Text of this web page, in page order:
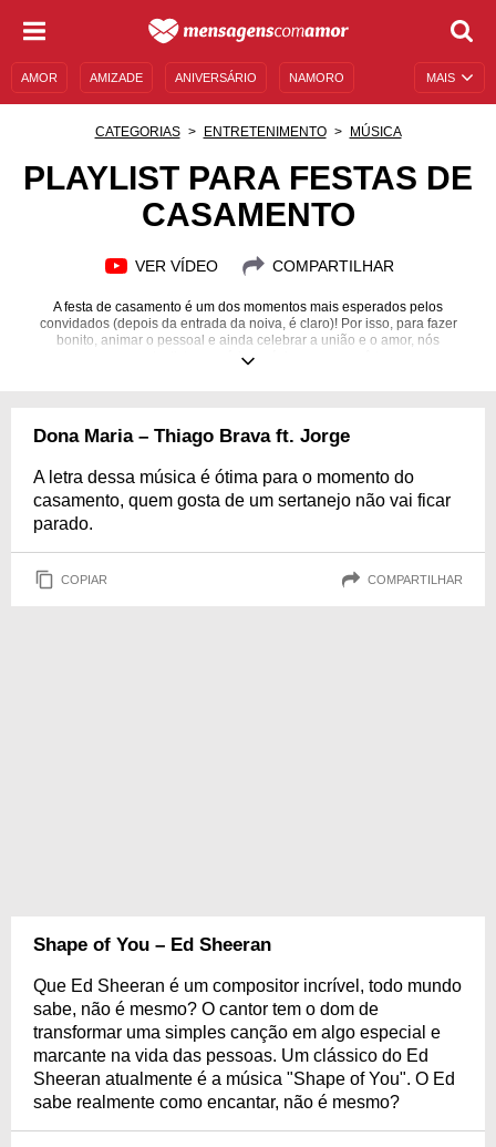
MAIS
AMOR AMIZADE ANIVERSÁRIO NAMORO
MENSAGENS E FRASES MENSAGENS DE ANIVERSÁRIO
CATEGORIAS ENTRETENIMENTO MÚSICA
PLAYLIST PARA FESTAS DE
CASAMENTO
VER VÍDEO COMPARTILHAR
A festa de casamento é um dos momentos mais esperados pelos
convidados (depois da entrada da noiva, é claro)! Por isso, para fazer
bonito, animar o pessoal e ainda celebrar a união e o amor, nós
separamos uma playlist com várias músicas para você tocar em seu
Dona Maria – Thiago Brava ft. Jorge
A letra dessa música é ótima para o momento do
casamento, quem gosta de um sertanejo não vai ficar
parado.
COPIAR COMPARTILHAR
Shape of You – Ed Sheeran
Que Ed Sheeran é um compositor incrível, todo mundo
sabe, não é mesmo? O cantor tem o dom de
transformar uma simples canção em algo especial e
marcante na vida das pessoas. Um clássico do Ed
Sheeran atualmente é a música "Shape of You". O Ed
sabe realmente como encantar, não é mesmo?